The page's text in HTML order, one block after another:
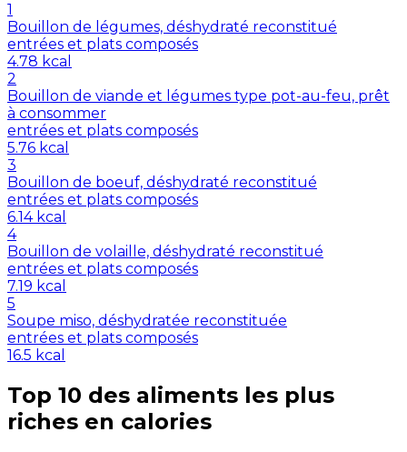
1
Bouillon de légumes, déshydraté reconstitué
entrées et plats composés
4.78 kcal
2
Bouillon de viande et légumes type pot-au-feu, prêt
à consommer
entrées et plats composés
5.76 kcal
3
Bouillon de boeuf, déshydraté reconstitué
entrées et plats composés
6.14 kcal
4
Bouillon de volaille, déshydraté reconstitué
entrées et plats composés
7.19 kcal
5
Soupe miso, déshydratée reconstituée
entrées et plats composés
16.5 kcal
Top 10 des aliments les plus
riches en calories